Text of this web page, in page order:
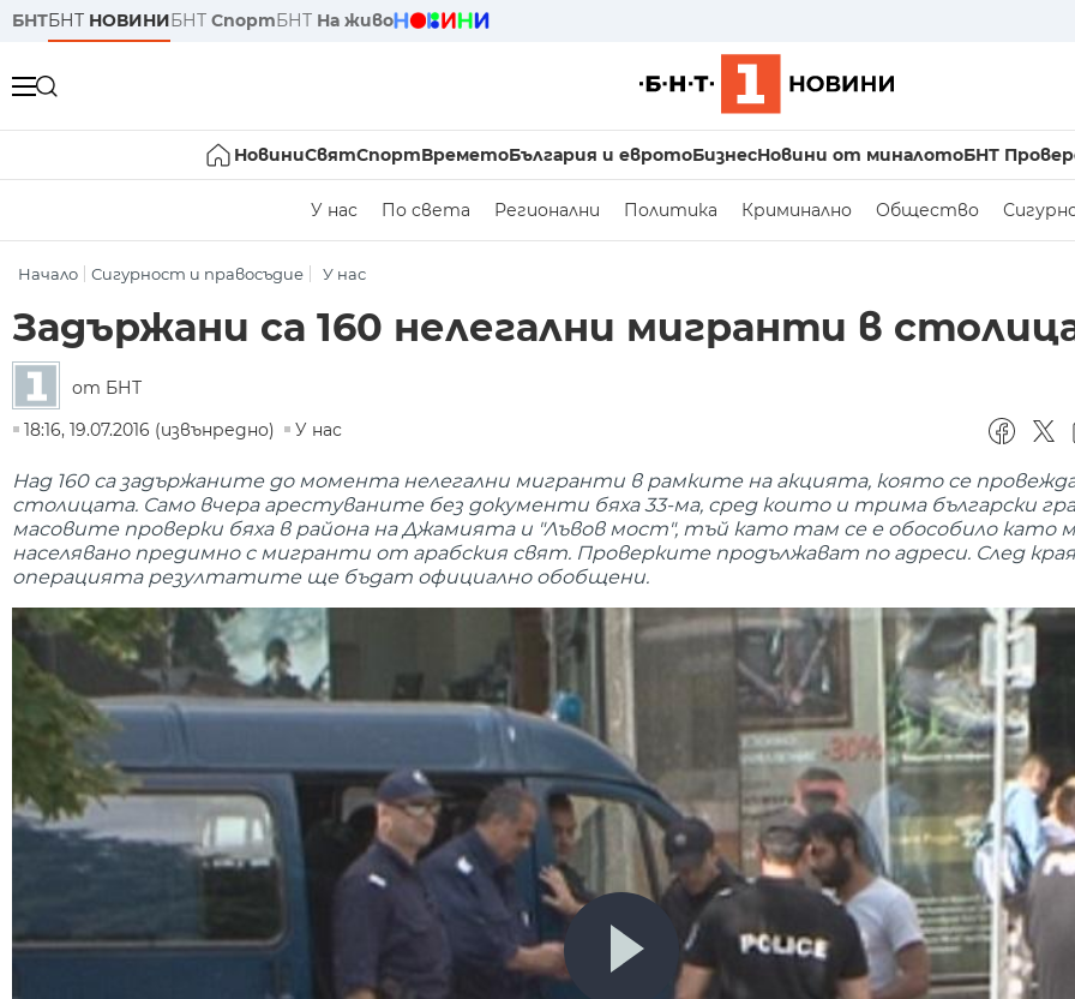
БНТБНТ НОВИНИБНТ СпортБНТ На живо
НовиниСвятСпортВреметоБългария и евротоБизнесНовини от миналотоБНТ
У нас По света Регионални Политика Криминално Общество
Начало Сигурност и правосъдие У нас
Задържани са 160 нелегални мигранти в
от БНТ
18:16, 19.07.2016 (извънредно)
У нас
Над 160 са задържаните до момента нелегални мигранти в рамките на акцията, която се
столицата. Само вчера арестуваните без документи бяха 33-ма, сред които и трима български
масовите проверки бяха в района на Джамията и "Лъвов мост", тъй като там се е обособило като
населявано предимно с мигранти от арабския свят. Проверките продължават по адреси. След
операцията резултатите ще бъдат официално обобщени.